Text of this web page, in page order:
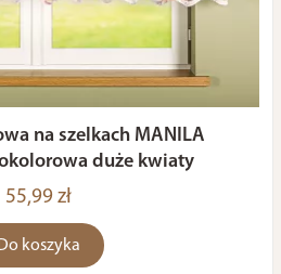
na szelkach MANILA
duże kwiaty
55,99 zł
Do koszyka